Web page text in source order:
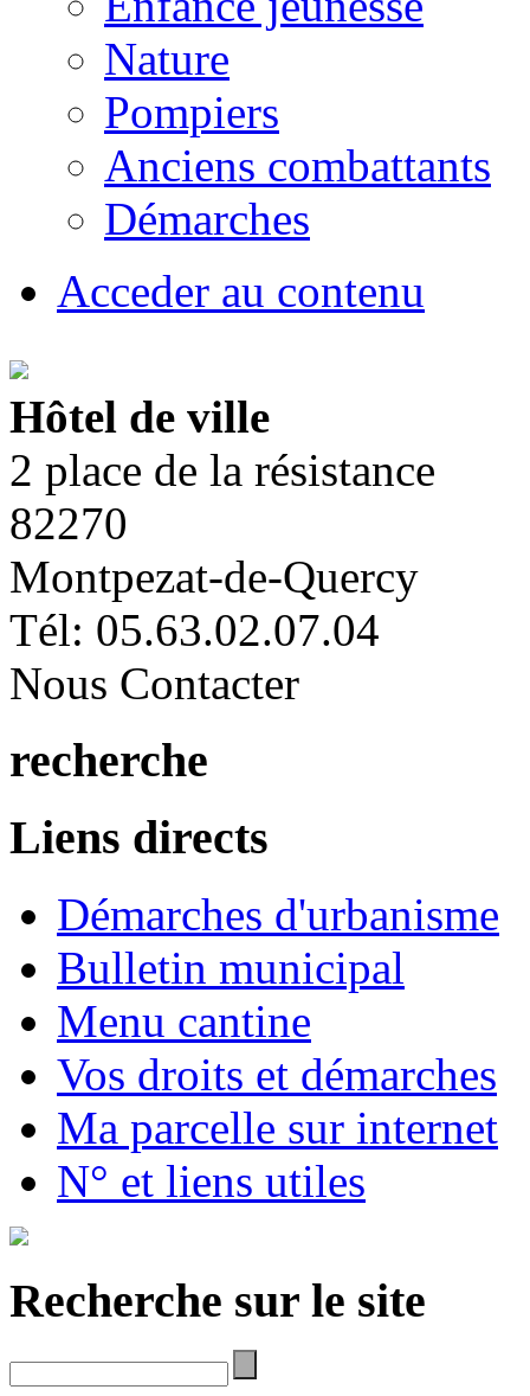
Nature
Pompiers
Anciens combattants
Démarches
Acceder au contenu
Hôtel de ville
2 place de la résistance
82270
Montpezat-de-Quercy
Tél: 05.63.02.07.04
Nous Contacter
recherche
Liens directs
Démarches d'urbanisme
Bulletin municipal
Menu cantine
Vos droits et démarches
Ma parcelle sur internet
N° et liens utiles
Recherche sur le site